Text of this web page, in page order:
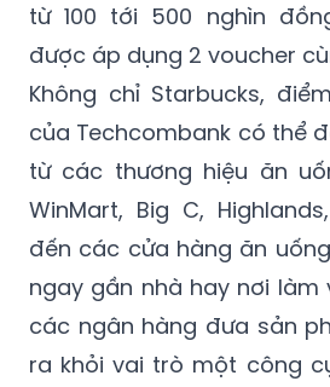
từ 100 tới 500 nghìn
được áp dụng 2 voucher
Không chỉ Starbucks,
của Techcombank có thể
từ các thương hiệu ăn
WinMart, Big C,
đến các cửa hàng ăn
ngay gần nhà hay nơi làm
các ngân hàng đưa sản
ra khỏi vai trò một công